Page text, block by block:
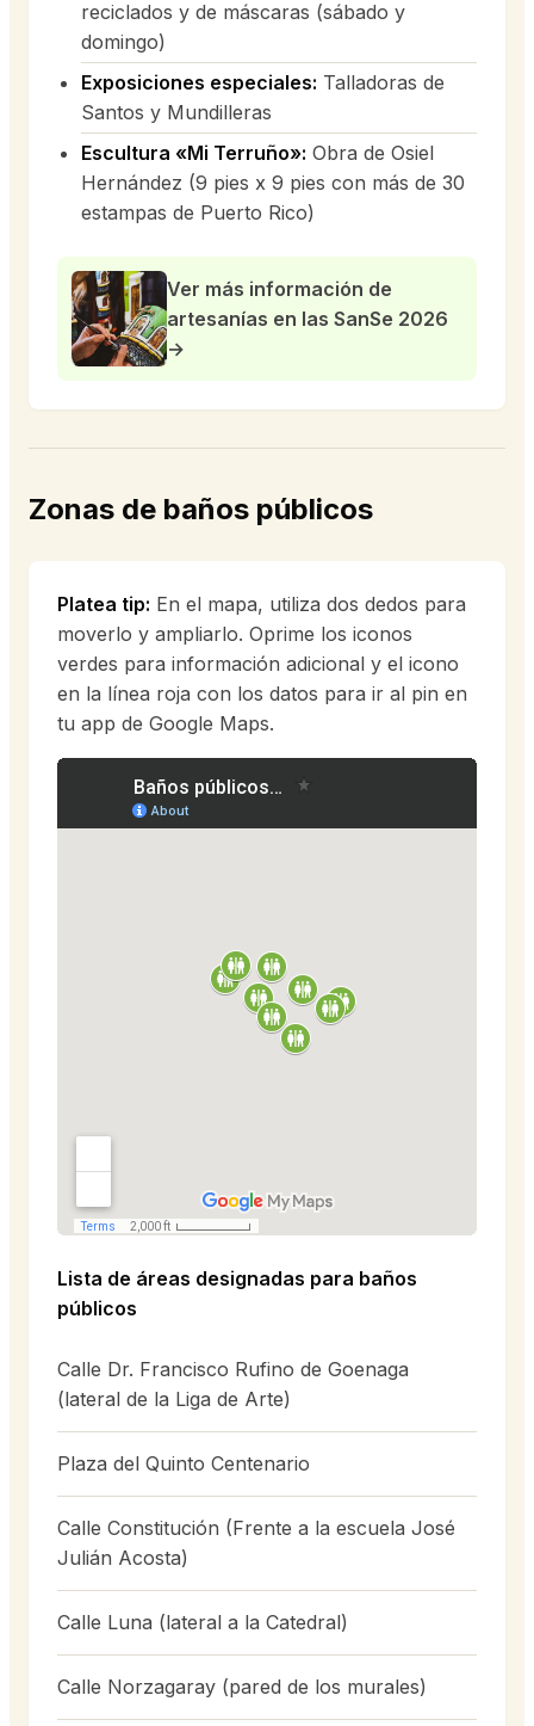
reciclados y de máscaras (sábado y
domingo)
Exposiciones especiales: Talladoras de
Santos y Mundilleras
Escultura «Mi Terruño»: Obra de Osiel
Hernández (9 pies x 9 pies con más de 30
estampas de Puerto Rico)
Ver más información de
artesanías en las SanSe 2026
→
Zonas de baños públicos
Platea tip: En el mapa, utiliza dos dedos para
moverlo y ampliarlo. Oprime los iconos
verdes para información adicional y el icono
en la línea roja con los datos para ir al pin en
tu app de Google Maps.
Lista de áreas designadas para baños
públicos
Calle Dr. Francisco Rufino de Goenaga
(lateral de la Liga de Arte)
Plaza del Quinto Centenario
Calle Constitución (Frente a la escuela José
Julián Acosta)
Calle Luna (lateral a la Catedral)
Calle Norzagaray (pared de los murales)